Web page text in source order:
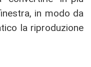
in modo da
la riproduzione